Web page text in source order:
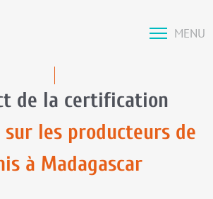
MENU
de la certification
sur les producteurs de
à Madagascar